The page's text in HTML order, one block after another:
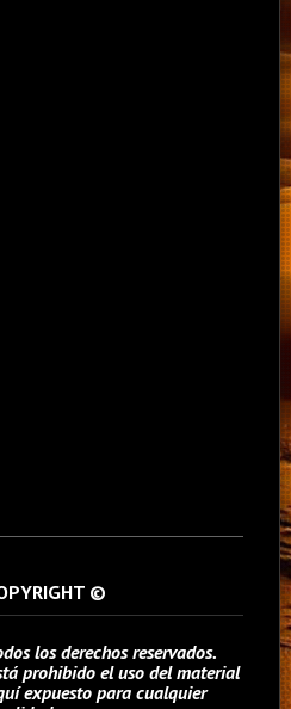
©
los derechos reservados.
prohibido el uso del material
expuesto para cualquier